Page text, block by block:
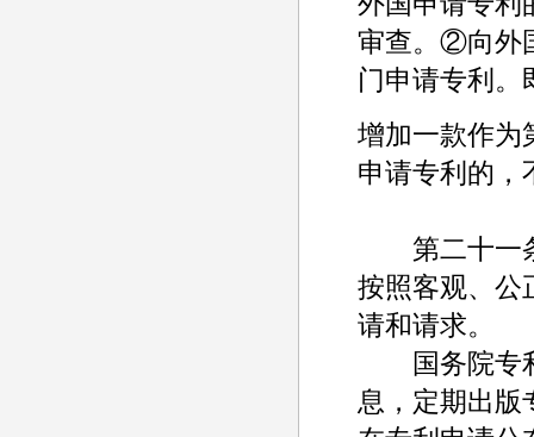
审查。②向外
门申请专利。
增加一款作为
申请专利的，
第二十一条
按照客观、公
请和请求。
国务院专利
息，定期出版